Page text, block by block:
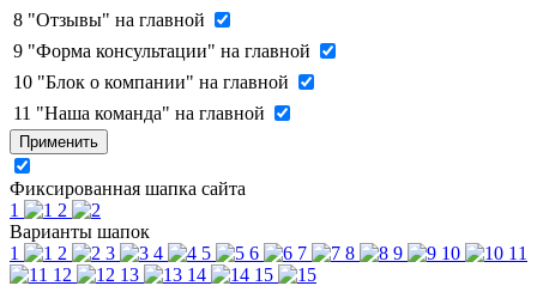
8 "Отзывы" на главной
9 "Форма консультации" на главной
10 "Блок о компании" на главной
11 "Наша команда" на главной
Применить
Фиксированная шапка сайта
1
2
Варианты шапок
1
2 3 4 5 6 7 8 9 10
11
12
13 14 15